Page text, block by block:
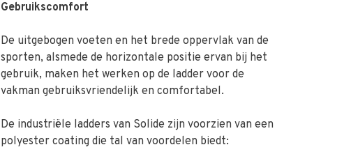
Gebruikscomfort
De uitgebogen voeten en het brede oppervlak van de
sporten, alsmede de horizontale positie ervan bij het
gebruik, maken het werken op de ladder voor de
vakman gebruiksvriendelijk en comfortabel.
De industriële ladders van Solide zijn voorzien van een
polyester coating die tal van voordelen biedt: